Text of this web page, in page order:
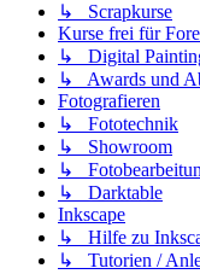
↳ Scrapkurse
Kurse frei für
↳ Digital
↳ Awards und
Fotografieren
↳ Fototechnik
↳ Showroom
↳
↳ Darktable
Inkscape
↳ Hilfe zu
↳ Tutorien /